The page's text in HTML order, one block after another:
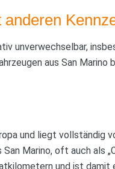
unverwechselbar,
aus San
und liegt vollständig
Marino, oft auch als
und ist